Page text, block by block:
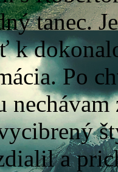
tanec.
k
Po
a